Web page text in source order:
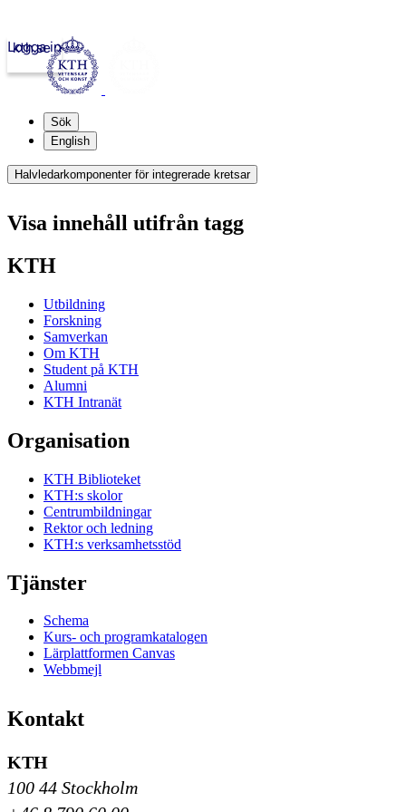
kth.se
Logga in
Sök
English
Halvledarkomponenter för integrerade kretsar
Visa innehåll utifrån tagg
KTH
Utbildning
Forskning
Samverkan
Om KTH
Student på KTH
Alumni
KTH Intranät
Organisation
KTH Biblioteket
KTH:s skolor
Centrumbildningar
Rektor och ledning
KTH:s verksamhetsstöd
Tjänster
Schema
Kurs- och programkatalogen
Lärplattformen Canvas
Webbmejl
Kontakt
KTH
100 44 Stockholm